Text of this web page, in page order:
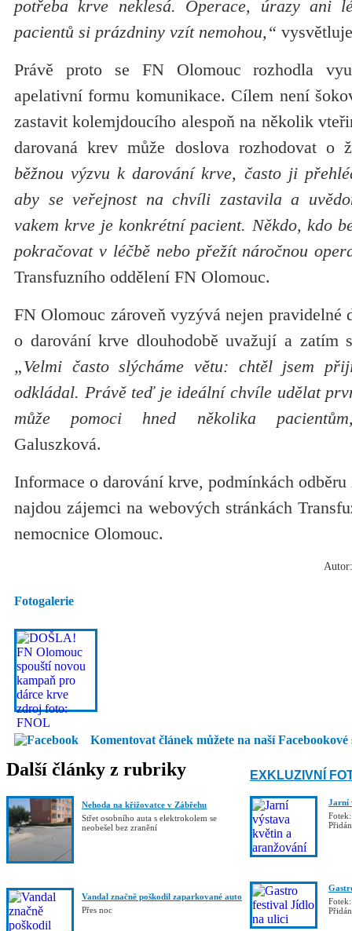
potřeba krve neklesá. Operace, úrazy ani
pacientů si prázdniny vzít nemohou,“
Právě proto se FN Olomouc rozhodla
apelativní formu komunikace. Cílem není
zastavit kolemjdoucího alespoň na několik
darovaná krev může doslova rozhodovat o
běžnou výzvu k darování krve, často ji
aby se veřejnost na chvíli zastavila a
vakem krve je konkrétní pacient. Někdo, kdo
pokračovat v léčbě nebo přežít náročnou
Transfuzního oddělení FN Olomouc.
FN Olomouc zároveň vyzývá nejen pravidelné
o darování krve dlouhodobě uvažují a zatím
„Velmi často slýcháme větu: chtěl jsem
odkládal. Právě teď je ideální chvíle udělat
může pomoci hned několika
Galuszková.
Informace o darování krve, podmínkách
najdou zájemci na webových stránkách
nemocnice Olomouc.
Fotogalerie
Komentovat článek můžete na naší Facebookové
Další články z rubriky
Nehoda na křižovatce v Zábřehu
Střet osobního auta s elektrokolem se
neobešel bez zranění
Vandal značně poškodil zaparkované auto
Přes noc
EXKLUZIVNÍ
Jarní